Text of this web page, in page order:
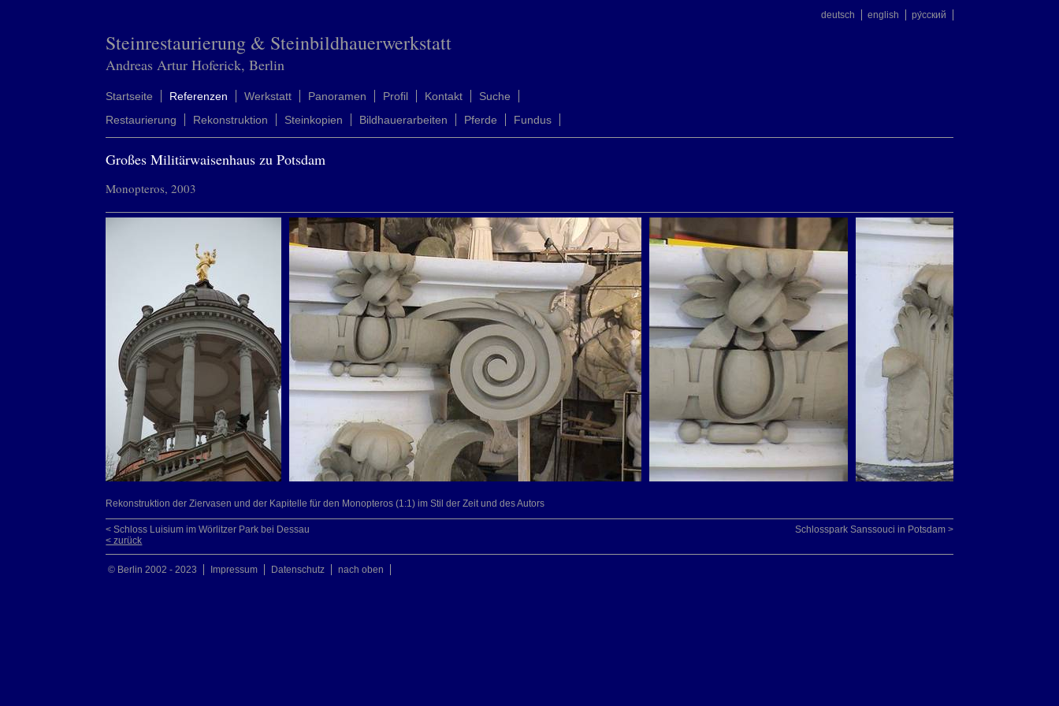
deutsch english ру́сский
Steinrestaurierung & Steinbildhauerwerkstatt
Andreas Artur Hoferick, Berlin
Startseite Referenzen Werkstatt Panoramen Profil Kontakt
Suche
Restaurierung
Rekonstruktion Steinkopien Bildhauerarbeiten Pferde Fundus
Großes Militärwaisenhaus zu Potsdam
Monopteros, 2003
Rekonstruktion der Ziervasen und der Kapitelle für den Monopteros (1:1) im Stil der Zeit und des Autors
Schlosspark Sanssouci in Potsdam >
< Schloss Luisium im Wörlitzer Park bei Dessau
< zurück
© Berlin 2002 - 2023 Impressum Datenschutz nach oben